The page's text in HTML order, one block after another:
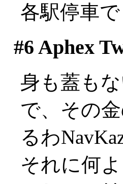
各駅停車
#6 Aphex
身も蓋も
で、その
るわ
それに何よ